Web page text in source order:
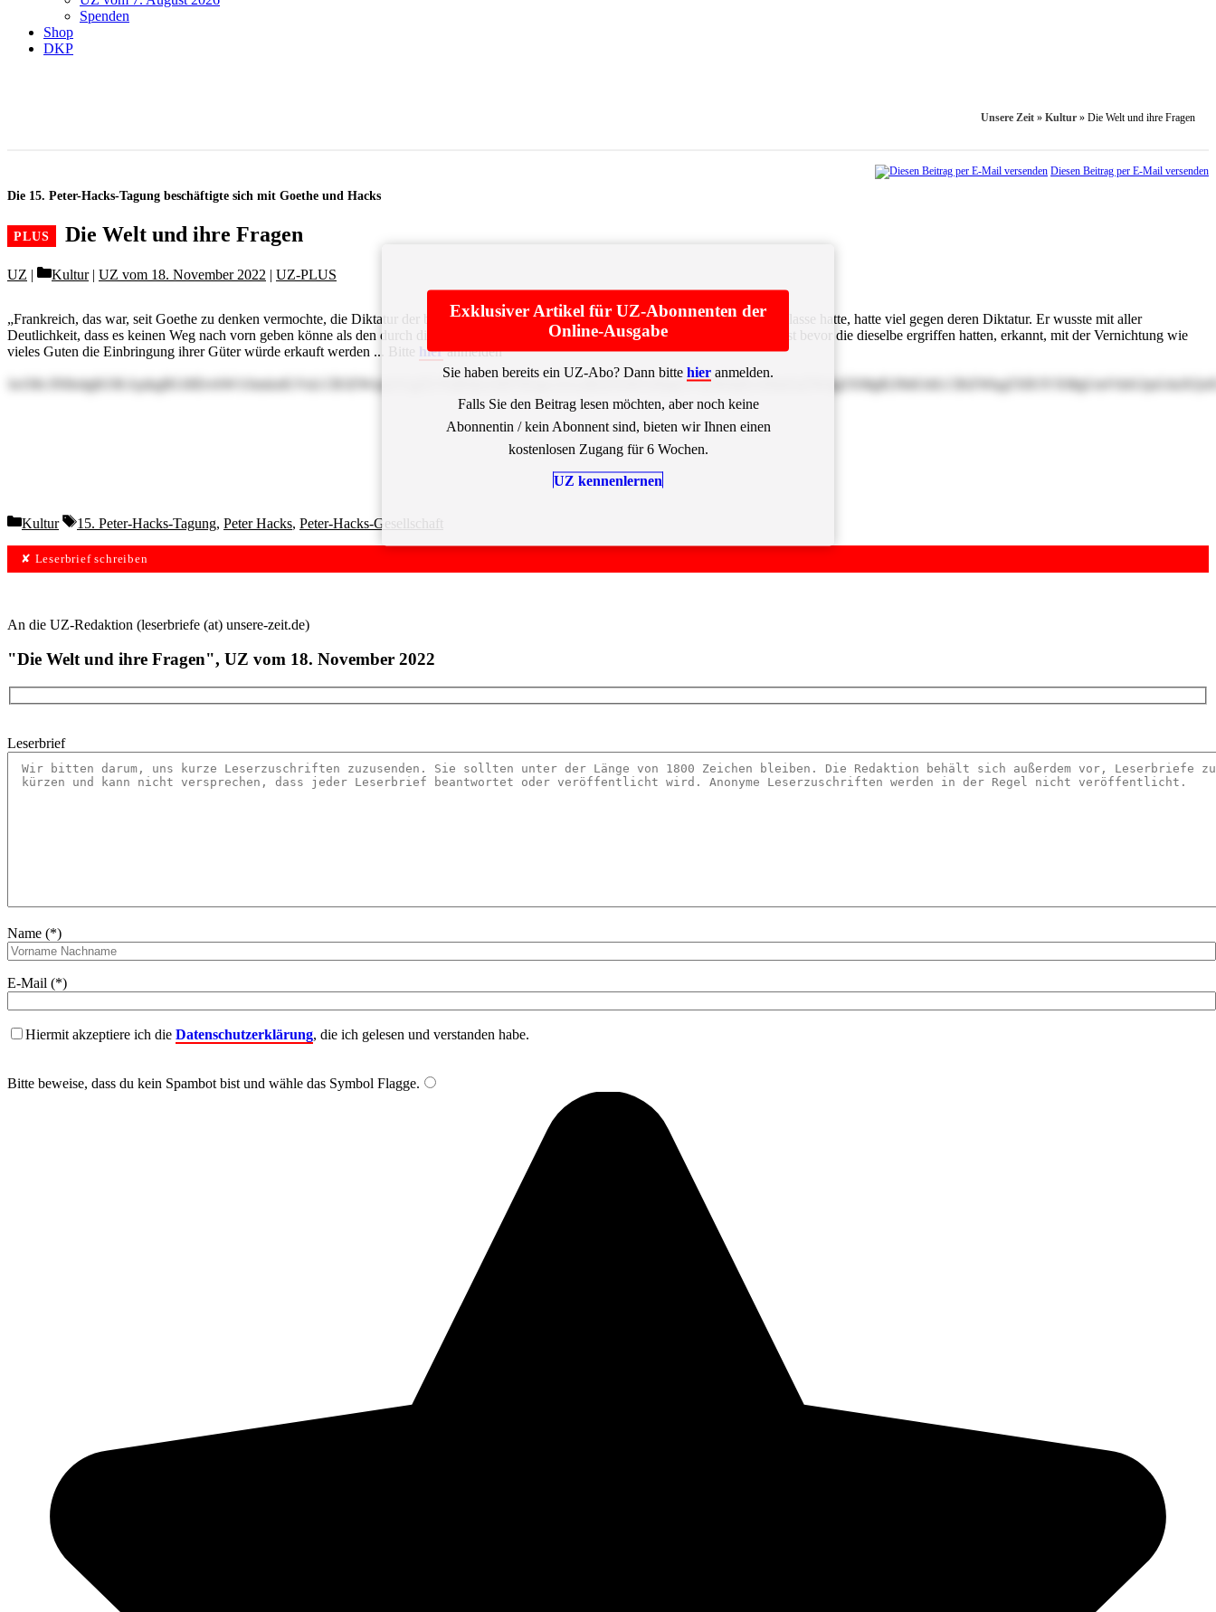
Spenden
Shop
DKP
Unsere Zeit » Kultur » Die Welt und ihre Fragen
Diesen Beitrag per E-Mail versenden
Die 15. Peter-Hacks-Tagung beschäftigte sich mit Goethe und Hacks
Die Welt und ihre Fragen
UZ Categories
Kultur | UZ vom 18. November 2022 | UZ-PLUS
„Frankreich, das war, seit Goethe zu denken vermochte, die Diktatur der bürgerlichen Klasse. Goethe, der nichts gegen die bürgerliche Klasse hatte, hatte viel gegen deren Diktatur. Er wusste mit aller
Deutlichkeit, dass es keinen Weg nach vorn geben könne als den durch die Alleinherrschaft der Fabrikanten hindurch. Aber er hatte, längst bevor die dieselbe ergriffen hatten, erkannt, mit der Vernichtung wie
vieles Guten die Einbringung ihrer Güter würde erkauft werden ... Bitte hieranmelden
Exklusiver Artikel für UZ-Abonnenten der
Online-Ausgabe
Sie haben bereits ein UZ-Abo? Dann bitte hier anmelden.
Falls Sie den Beitrag lesen möchten, aber noch keine
Abonnentin / kein Abonnent sind, bieten wir Ihnen einen
kostenlosen Zugang für 6 Wochen.
UZ kennenlernen
Categories
Kultur Tags
15. Peter-Hacks-Tagung, Peter Hacks, Peter-Hacks-Gesellschaft
✘ Leserbrief schreiben
An die UZ-Redaktion (leserbriefe (at) unsere-zeit.de)
"Die Welt und ihre Fragen", UZ vom 18. November 2022
Leserbrief
Name (*)
E-Mail (*)
Hiermit akzeptiere ich die Datenschutzerklärung, die ich gelesen und verstanden habe.
Bitte beweise, dass du kein Spambot bist und wähle das Symbol Flagge.